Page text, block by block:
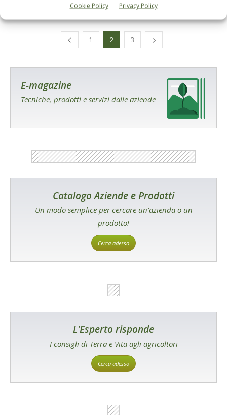
Cookie Policy Privacy Policy
1 2 3
E-magazine
Tecniche, prodotti e servizi dalle aziende
Catalogo Aziende e Prodotti
Un modo semplice per cercare un'azienda o un
prodotto!
Cerca adesso
L'Esperto risponde
I consigli di Terra e Vita agli agricoltori
Cerca adesso